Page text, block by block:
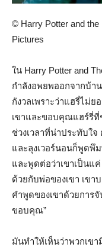
© Harry Potter and the
Pictures
ใน Harry Potter and
กำลังอพยพออกจากบ้า
กังวลเพราะว่าแฮรี่ไม่
เขาและขอบคุณแฮร์รี่
ช่วงเวลาที่น่าประทับใ
และลุงเวอร์นอนก็พูดพึ
และพูดต่อว่าเขาเป็นแ
ด้วยกับพ่อของเขา เขา
คำพูดของเขาด้วยการ
ขอบคุณ”
มันทำให้เห็นว่าพวกเข